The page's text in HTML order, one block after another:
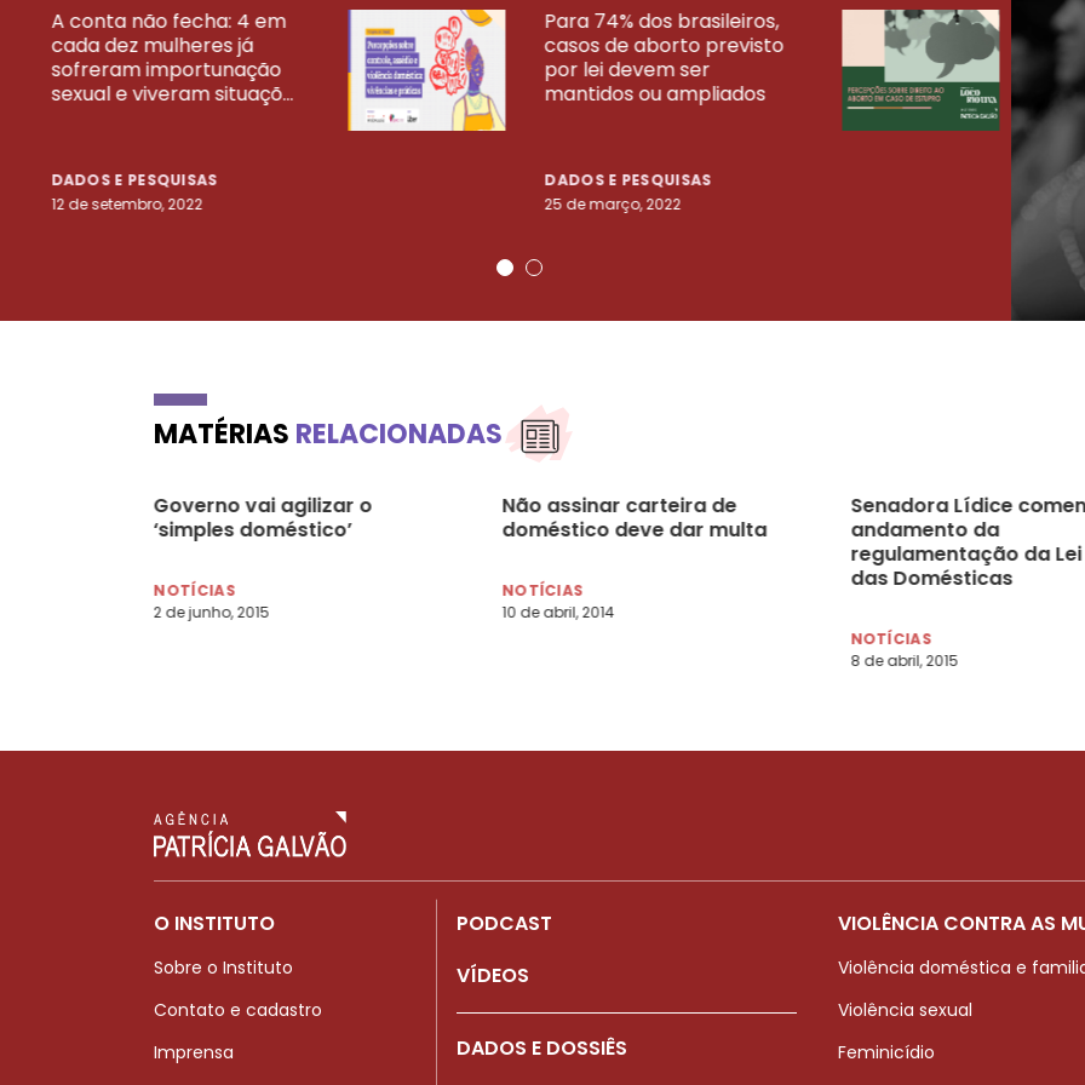
A conta não fecha: 4 em
cada dez mulheres já
sofreram importunação
sexual e viveram situaçõ...
DADOS E PESQUISAS
12 de setembro, 2022
Para 74% dos brasileiros,
casos de aborto previsto
por lei devem ser
mantidos ou ampliados
DADOS E PESQUISAS
25 de março, 2022
23
VEJA MAIS PESQUISAS
MATÉRIAS RELACIONADAS
Governo vai agilizar o
‘simples doméstico’
NOTÍCIAS
2 de junho, 2015
Não assinar carteira de
doméstico deve dar multa
NOTÍCIAS
10 de abril, 2014
Senadora Lídice
andamento da
regulamentação da Lei
das Domésticas
NOTÍCIAS
8 de abril, 2015
O INSTITUTO
Sobre o Instituto
Contato e cadastro
Imprensa
PODCAST
VÍDEOS
DADOS E DOSSIÊS
VIOLÊNCIA CONTRA AS
Violência doméstica e
Violência sexual
Feminicídio